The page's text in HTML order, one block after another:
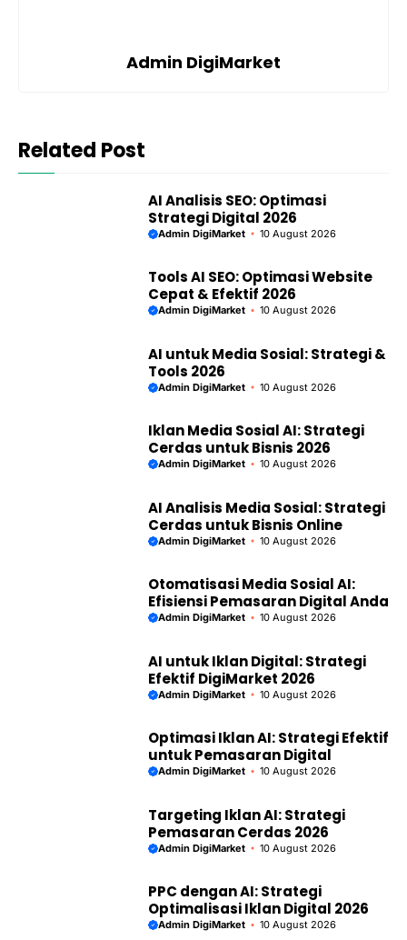
Admin DigiMarket
Related Post
AI Analisis SEO: Optimasi
Strategi Digital 2026
Admin DigiMarket 10 August 2026
Tools AI SEO: Optimasi Website
Cepat & Efektif 2026
Admin DigiMarket 10 August 2026
AI untuk Media Sosial: Strategi &
Tools 2026
Admin DigiMarket 10 August 2026
Iklan Media Sosial AI: Strategi
Cerdas untuk Bisnis 2026
Admin DigiMarket 10 August 2026
AI Analisis Media Sosial: Strategi
Cerdas untuk Bisnis Online
Admin DigiMarket 10 August 2026
Otomatisasi Media Sosial AI:
Efisiensi Pemasaran Digital Anda
Admin DigiMarket 10 August 2026
AI untuk Iklan Digital: Strategi
Efektif DigiMarket 2026
Admin DigiMarket 10 August 2026
Optimasi Iklan AI: Strategi Efektif
untuk Pemasaran Digital
Admin DigiMarket 10 August 2026
Targeting Iklan AI: Strategi
Pemasaran Cerdas 2026
Admin DigiMarket 10 August 2026
PPC dengan AI: Strategi
Optimalisasi Iklan Digital 2026
Admin DigiMarket 10 August 2026